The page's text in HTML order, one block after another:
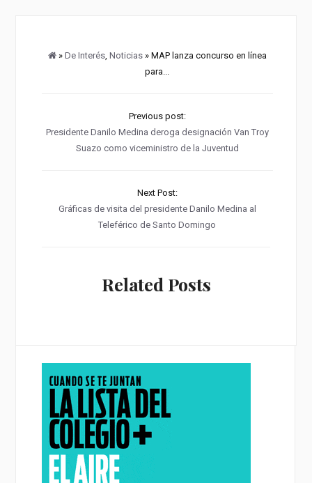
» De Interés, Noticias» MAP lanza concurso en línea
para...
Previous post:
Presidente Danilo Medina deroga designación Van Troy
Suazo como viceministro de la Juventud
Next Post:
Gráficas de visita del presidente Danilo Medina al
Teleférico de Santo Domingo
Related Posts